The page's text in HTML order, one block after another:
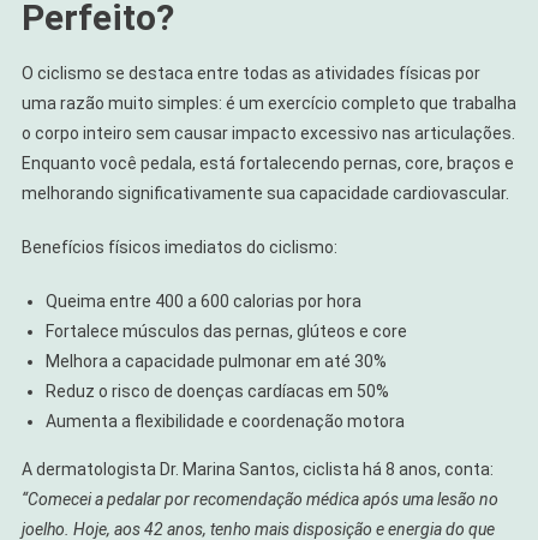
Perfeito?
O ciclismo se destaca entre todas as atividades físicas por
uma razão muito simples: é um exercício completo que trabalha
o corpo inteiro sem causar impacto excessivo nas articulações.
Enquanto você pedala, está fortalecendo pernas, core, braços e
melhorando significativamente sua capacidade cardiovascular.
Benefícios físicos imediatos do ciclismo:
Queima entre 400 a 600 calorias por hora
Fortalece músculos das pernas, glúteos e core
Melhora a capacidade pulmonar em até 30%
Reduz o risco de doenças cardíacas em 50%
Aumenta a flexibilidade e coordenação motora
A dermatologista Dr. Marina Santos, ciclista há 8 anos, conta:
“Comecei a pedalar por recomendação médica após uma lesão no
joelho. Hoje, aos 42 anos, tenho mais disposição e energia do que